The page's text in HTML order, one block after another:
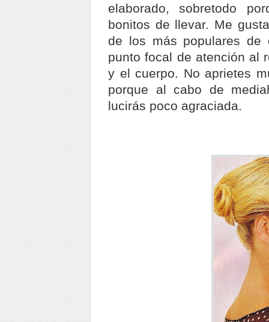
elaborado, sobretodo
bonitos de llevar. Me
de los más populares de
punto focal de atención al
y el cuerpo. No aprietes
porque al cabo de
lucirás poco agraciada.